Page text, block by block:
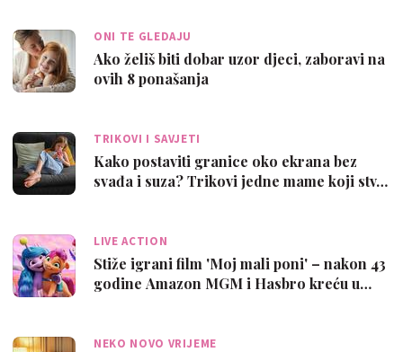
ONI TE GLEDAJU
Ako želiš biti dobar uzor djeci, zaboravi na
ovih 8 ponašanja
TRIKOVI I SAVJETI
Kako postaviti granice oko ekrana bez
svađa i suza? Trikovi jedne mame koji stv…
LIVE ACTION
Stiže igrani film 'Moj mali poni' – nakon 43
godine Amazon MGM i Hasbro kreću u…
NEKO NOVO VRIJEME